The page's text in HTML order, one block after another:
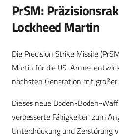
PrSM:
Lockheed Martin
Die Precision Strike Missile
Martin für die US-Armee
nächsten Generation mit
Dieses neue Boden-Boden-
verbesserte Fähigkeiten zum
Unterdrückung und Zerstörung